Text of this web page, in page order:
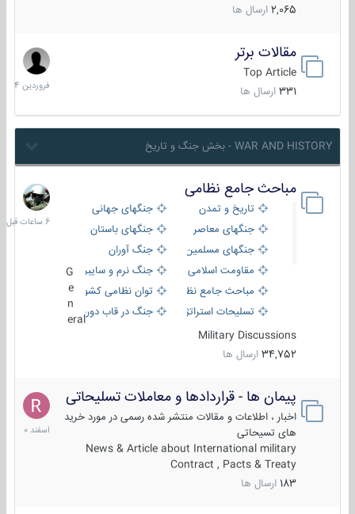
2,065 ارسال ها
مقالات برتر
Top Article
331 ارسال ها
29
فروردین
1404
WAR AND HISTORY - بخش جنگ و تاریخ
مباحث جامع نظامی
تاریخ و تمدن
جنگهای جهانی
جنگهای معاصر
جنگهای باستان
جنگهای مسلمین
جنگ آوران
مقاومت اسلامی
جنگ نرم و سایبری
مباحث جامع نظامی
توان نظامی کشورها
تسلیحات استراتژیک
جنگ در قاب دوربین
eral
Military Discussions
34,752 ارسال ها
6
ساعات
قبل
پیمان ها - قراردادها و معاملات تسلیحاتی
اخبار ، اطلاعات و مقالات منتشر شده رسمی در مورد خرید
های تسیحاتی
News & Article about International military
Contract , Pacts & Treaty
183 ارسال ها
7
اسفند
1400